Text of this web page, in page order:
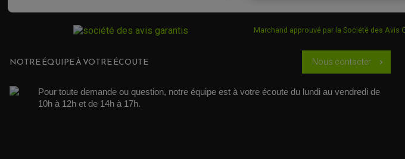
Marchand approuvé par la Société des Avis
NOTRE ÉQUIPE À VOTRE ÉCOUTE Nous contacter chevron_right
Pour toute demande ou question, notre équipe est à votre écoute du lundi au vendredi de
10h à 12h et de 14h à 17h.